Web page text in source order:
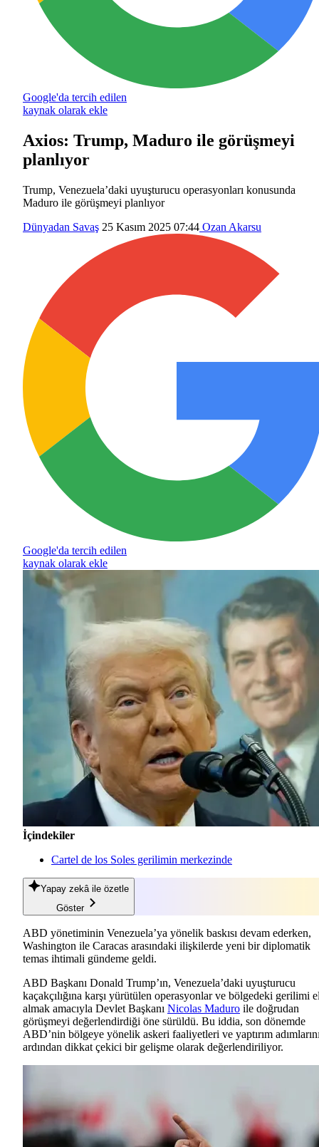
Google'da tercih edilen
kaynak olarak ekle
Axios: Trump, Maduro ile görüşmeyi
planlıyor
Trump, Venezuela’daki uyuşturucu operasyonları konusunda
Maduro ile görüşmeyi planlıyor
Dünyadan Savaş 25 Kasım 2025 07:44 Ozan Akarsu
Google'da tercih edilen
kaynak olarak ekle
İçindekiler
Cartel de los Soles gerilimin merkezinde
Yapay zekâ ile özetle
Göster
ABD yönetiminin Venezuela’ya yönelik baskısı devam ederken,
Washington ile Caracas arasındaki ilişkilerde yeni bir diplomatik
temas ihtimali gündeme geldi.
ABD Başkanı Donald Trump’ın, Venezuela’daki uyuşturucu
kaçakçılığına karşı yürütülen operasyonlar ve bölgedeki gerilimi
almak amacıyla Devlet Başkanı Nicolas Maduro ile doğrudan
görüşmeyi değerlendirdiği öne sürüldü. Bu iddia, son dönemde
ABD’nin bölgeye yönelik askeri faaliyetleri ve yaptırım
ardından dikkat çekici bir gelişme olarak değerlendiriliyor.